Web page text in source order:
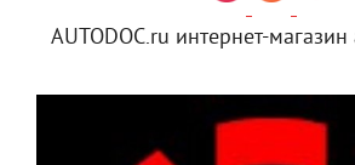
AUTODOC.ru интернет-магазин